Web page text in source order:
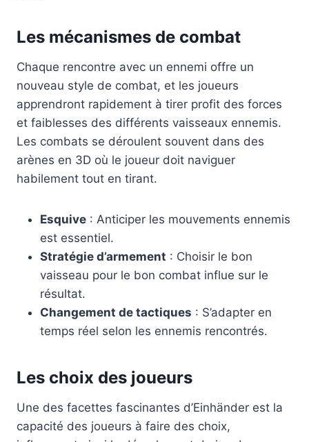
Les mécanismes de combat
Chaque rencontre avec un ennemi offre un
nouveau style de combat, et les joueurs
apprendront rapidement à tirer profit des forces
et faiblesses des différents vaisseaux ennemis.
Les combats se déroulent souvent dans des
arènes en 3D où le joueur doit naviguer
habilement tout en tirant.
Esquive : Anticiper les mouvements ennemis
est essentiel.
Stratégie d’armement : Choisir le bon
vaisseau pour le bon combat influe sur le
résultat.
Changement de tactiques : S’adapter en
temps réel selon les ennemis rencontrés.
Les choix des joueurs
Une des facettes fascinantes d’Einhänder est la
capacité des joueurs à faire des choix,